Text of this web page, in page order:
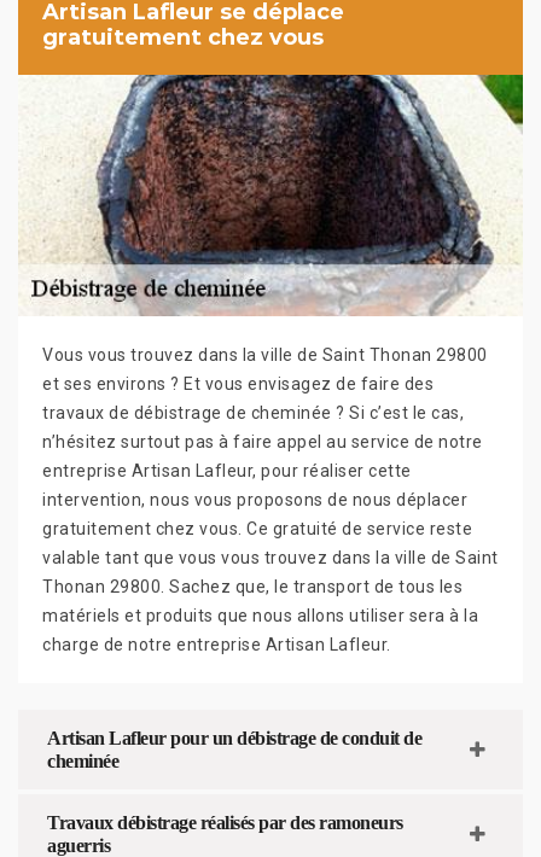
Artisan Lafleur se déplace
gratuitement chez vous
Vous vous trouvez dans la ville de Saint Thonan 29800
et ses environs ? Et vous envisagez de faire des
travaux de débistrage de cheminée ? Si c’est le cas,
n’hésitez surtout pas à faire appel au service de notre
entreprise Artisan Lafleur, pour réaliser cette
intervention, nous vous proposons de nous déplacer
gratuitement chez vous. Ce gratuité de service reste
valable tant que vous vous trouvez dans la ville de Saint
Thonan 29800. Sachez que, le transport de tous les
matériels et produits que nous allons utiliser sera à la
charge de notre entreprise Artisan Lafleur.
Artisan Lafleur pour un débistrage de conduit de
cheminée
Travaux débistrage réalisés par des ramoneurs
aguerris